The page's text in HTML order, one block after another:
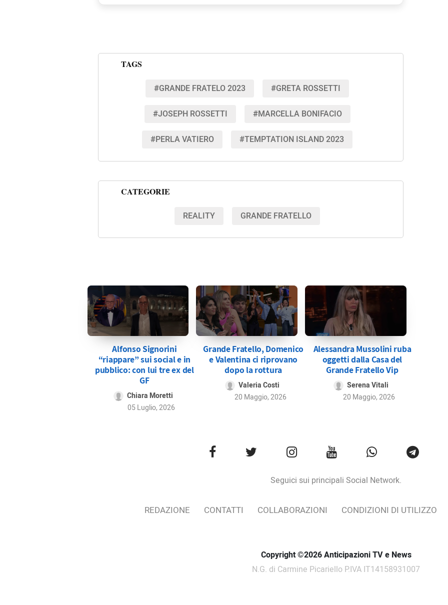
TAGS
#GRANDE FRATELO 2023 #GRETA ROSSETTI
#JOSEPH ROSSETTI #MARCELLA BONIFACIO
#PERLA VATIERO #TEMPTATION ISLAND 2023
CATEGORIE
REALITY GRANDE FRATELLO
Alfonso Signorini
“riappare” sui social e in
pubblico: con lui tre ex del
GF
Chiara Moretti
05 Luglio, 2026
Grande Fratello, Domenico
e Valentina ci riprovano
dopo la rottura
Valeria Costi
20 Maggio, 2026
Alessandra Mussolini ruba
oggetti dalla Casa del
Grande Fratello Vip
Serena Vitali
20 Maggio, 2026
Seguici sui principali Social Network.
REDAZIONE CONTATTI COLLABORAZIONI CONDIZIONI DI UTILIZZO
Copyright ©2026 Anticipazioni TV e News
N.G. di Carmine Picariello P.IVA IT14158931007